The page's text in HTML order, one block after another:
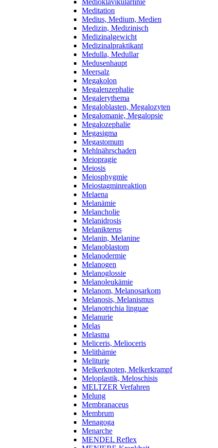
Medioklavikularlinie
Meditation
Medius, Medium, Medien
Medizin, Medizinisch
Medizinalgewicht
Medizinalpraktikant
Medulla, Medullar
Medusenhaupt
Meersalz
Megakolon
Megalenzephalie
Megalerythema
Megaloblasten, Megalozyten
Megalomanie, Megalopsie
Megalozephalie
Megasigma
Megastomum
Mehlnährschaden
Meiopragie
Meiosis
Meiosphygmie
Meiostagminreaktion
Melaena
Melanämie
Melancholie
Melanidrosis
Melanikterus
Melanin, Melanine
Melanoblastom
Melanodermie
Melanogen
Melanoglossie
Melanoleukämie
Melanom, Melanosarkom
Melanosis, Melanismus
Melanotrichia linguae
Melanurie
Melas
Melasma
Meliceris, Melioceris
Melithämie
Meliturie
Melkerknoten, Melkerkrampf
Meloplastik, Meloschisis
MELTZER Verfahren
Melung
Membranaceus
Membrum
Menagoga
Menarche
MENDEL Reflex